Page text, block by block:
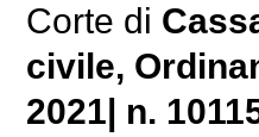
Corte di
civile,
2021| n.